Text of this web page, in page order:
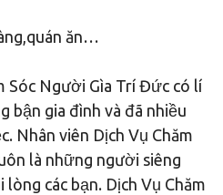
ăn…
Sóc Người Gìa Trí Đức có lí
bận gia đình và đã nhiều
Nhân viên Dịch Vụ Chăm
là những người siêng
các bạn. Dịch Vụ Chăm